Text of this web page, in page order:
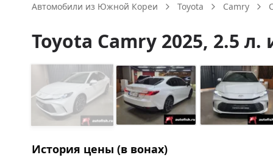
Автомобили из Южной Кореи Toyota Camry
Toyota Camry 2025, 2.5 л.
История цены (в вонах)